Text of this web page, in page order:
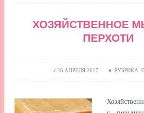
ХОЗЯЙСТВЕННОЕ
ПЕРХОТИ
26 АПРЕЛЯ 2017 ♦ РУБРИКА: